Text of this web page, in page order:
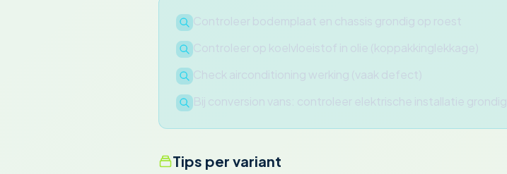
Controleer bodemplaat en chassis grondig op roest
Controleer op koelvloeistof in olie (koppakkinglekkage)
Check airconditioning werking (vaak defect)
Bij conversion vans: controleer elektrische installatie grondig
Tips per variant